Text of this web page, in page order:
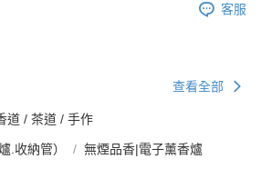
客服
查看全部
道 / 茶道 / 手作
.收納管） 無煙品香|電子薰香爐